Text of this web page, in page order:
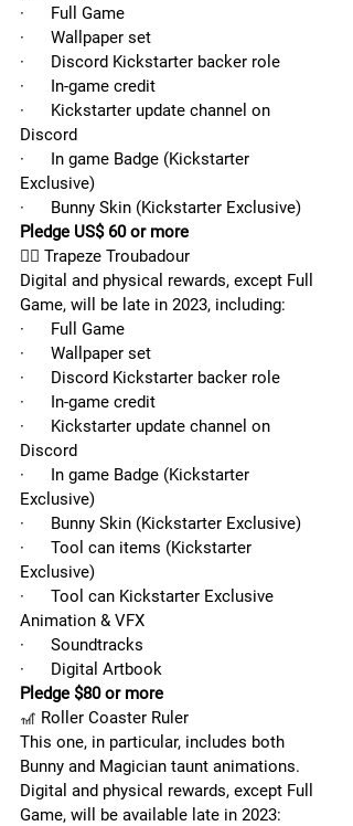
·      Full Game
·      Wallpaper set
·      Discord Kickstarter backer role
·      In-game credit
·      Kickstarter update channel on
Discord
·      In game Badge (Kickstarter
Exclusive)
·      Bunny Skin (Kickstarter Exclusive)
Pledge US$ 60 or more
🤹‍♂️ Trapeze Troubadour
Digital and physical rewards, except Full
Game, will be late in 2023, including:
·      Full Game
·      Wallpaper set
·      Discord Kickstarter backer role
·      In-game credit
·      Kickstarter update channel on
Discord
·      In game Badge (Kickstarter
Exclusive)
·      Bunny Skin (Kickstarter Exclusive)
·      Tool can items (Kickstarter
Exclusive)
·      Tool can Kickstarter Exclusive
Animation & VFX
·      Soundtracks
·      Digital Artbook
Pledge $80 or more
🎢 Roller Coaster Ruler
This one, in particular, includes both
Bunny and Magician taunt animations.
Digital and physical rewards, except Full
Game, will be available late in 2023: